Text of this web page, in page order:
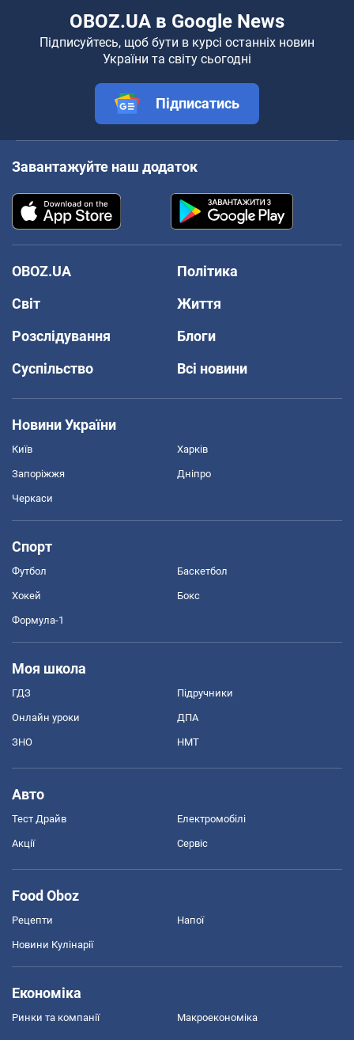
OBOZ.UA в Google News
Підписуйтесь, щоб бути в курсі останніх новин
України та світу сьогодні
Підписатись
Завантажуйте наш додаток
OBOZ.UA
Політика
Світ
Життя
Розслідування
Блоги
Суспільство
Всі новини
Новини України
Київ Харків
Запоріжжя Дніпро
Черкаси
Спорт
Футбол Баскетбол
Хокей Бокс
Формула-1
Моя школа
ГДЗ Підручники
Онлайн уроки ДПА
ЗНО НМТ
Авто
Тест Драйв Електромобілі
Акції Сервіс
Food Oboz
Рецепти Напої
Новини Кулінарії
Економіка
Ринки та компанії Макроекономіка